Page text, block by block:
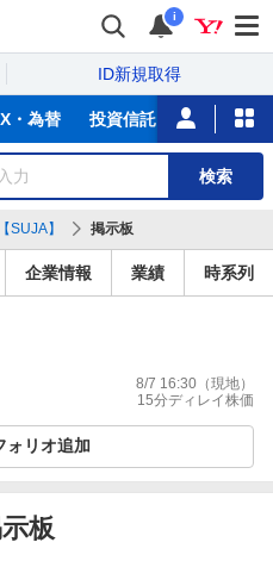
i
ID新規取得
・為替 投資信託 ニュース
検索
SUJA】 掲示板
企業情報 業績 時系列
8/7 16:30 （現地）
15分ディレイ株価
ォリオ追加
板